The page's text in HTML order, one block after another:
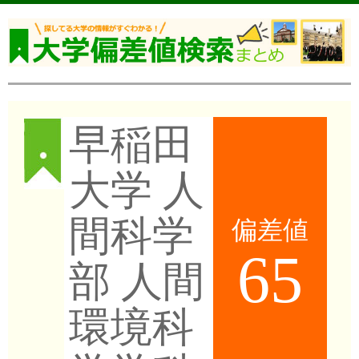
早稲田
大学 人
間科学
部 人間
環境科
偏差値
65